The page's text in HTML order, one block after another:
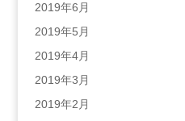
2019年6月
2019年5月
2019年4月
2019年3月
2019年2月